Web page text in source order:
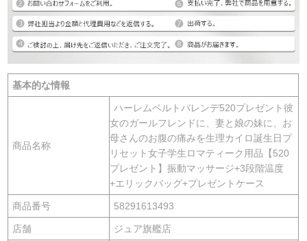
基本的な情報
商品名称
ハーレムベルトバレンデ520プレゼント彼
女のガールフレンドに、妻と娘の妹に、お
母さんのお腹の痛みを生理カイロ誕生日プ
リセット女子学生ロマティーク用品【520
プレゼント】振動マッサージ+3段階温度
+エリックバッグ+プレゼントケース
商品番号 58291613493
店舗 ジュア旗艦店